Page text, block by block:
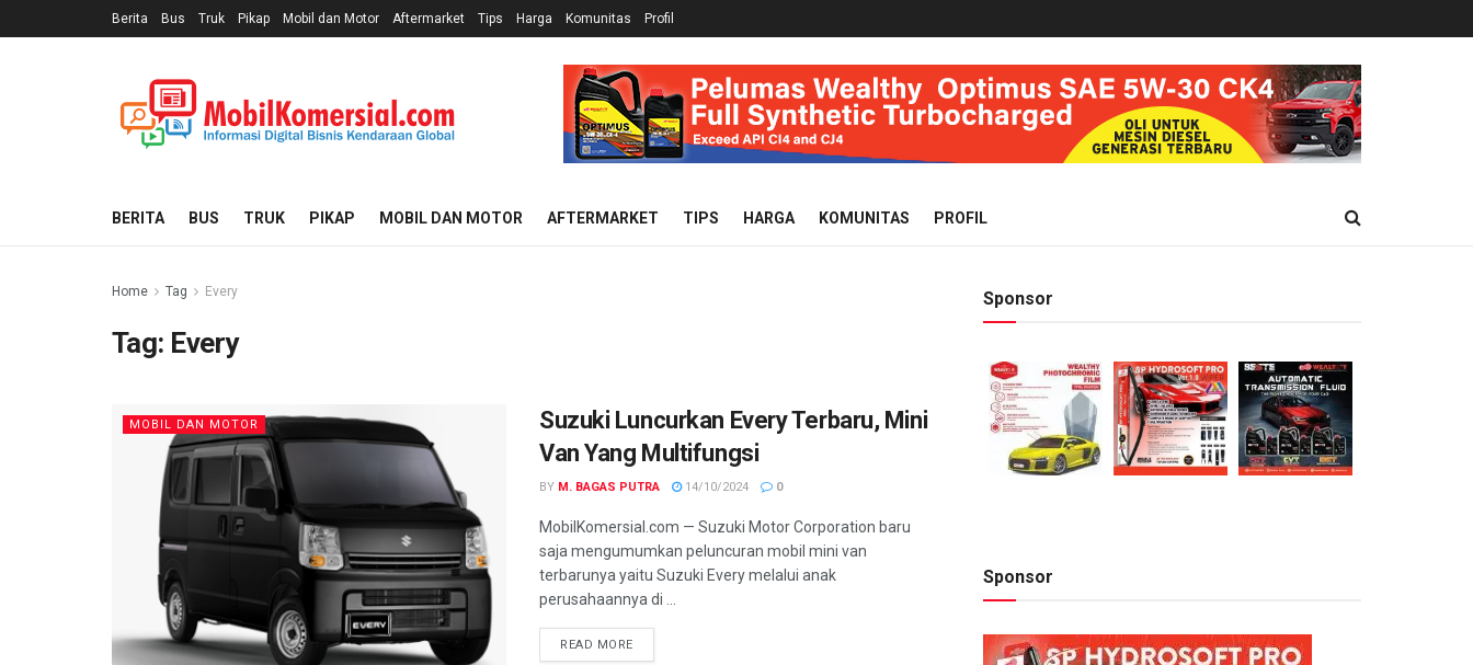
Berita Bus Truk Pikap Mobil dan Motor Aftermarket Tips Harga Komunitas Profil
BERITA BUS TRUK PIKAP MOBIL DAN MOTOR AFTERMARKET TIPS HARGA KOMUNITAS PROFIL
Home Tag Every
Tag: Every
MOBIL DAN MOTOR
Suzuki Luncurkan Every Terbaru, Mini
Van Yang Multifungsi
BY M. BAGAS PUTRA 14/10/2024 0
MobilKomersial.com — Suzuki Motor Corporation baru
saja mengumumkan peluncuran mobil mini van
terbarunya yaitu Suzuki Every melalui anak
perusahaannya di ...
READ MORE
Sponsor
Sponsor